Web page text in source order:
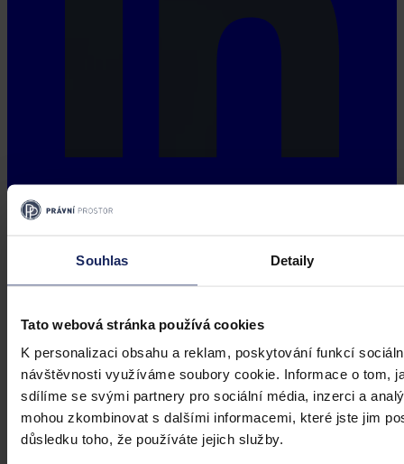
Souhlas Detaily
Tato webová stránka používá cookies
K personalizaci obsahu a reklam, poskytování funkcí
návštěvnosti využíváme soubory cookie. Informace o tom,
sdílíme se svými partnery pro sociální média, inzerci a
mohou zkombinovat s dalšími informacemi, které jste jim
důsledku toho, že používáte jejich služby.